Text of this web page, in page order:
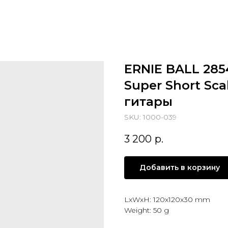
ERNIE BALL
Super Short
гитары
SKU: 1000-039
3 200 р.
Добавить в корзину
LxWxH: 120x120x30 mm
Weight: 50 g